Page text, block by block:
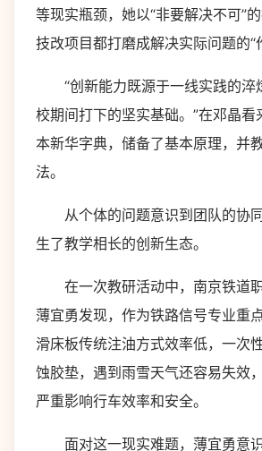
等现实瓶颈，她以“非要解决不可”
技改项目都打磨成解决实际问题的“
“创新能力既源于一线实践的淬
校期间打下的坚实基础。”在邓晶看
本新华字典，储备了基本原理，并
法。
从个体的问题意识到团队的协
生了教学相长的创新生态。
在一次教研活动中，南京铁道
薄宜勇发现，作为铁路信号专业
滑床板传统注油方式效率低，一次
蚀胶垫，遇到雨雪天气还容易失效
严重影响行车效率和安全。
面对这一现实难题，薄宜勇意